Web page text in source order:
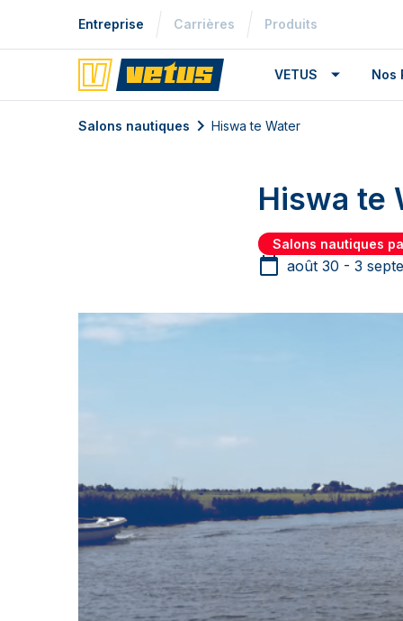
Entreprise Carrières Produits
VETUS Nos
Salons nautiques Hiswa te Water
Hiswa te
Salons nautiques
août 30 - 3